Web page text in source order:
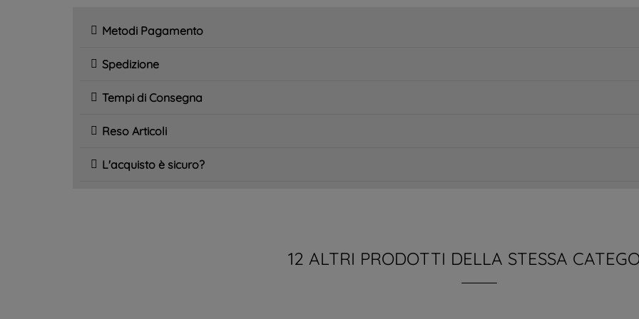
Metodi Pagamento
Spedizione
Tempi di Consegna
Reso Articoli
L'acquisto è sicuro?
12 ALTRI PRODOTTI DELLA STESSA